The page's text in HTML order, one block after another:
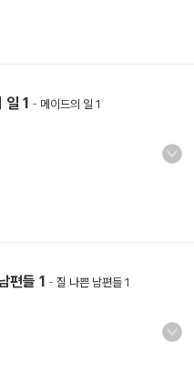
일 1 - 메이드의 일 1
편들 1 - 질 나쁜 남편들 1